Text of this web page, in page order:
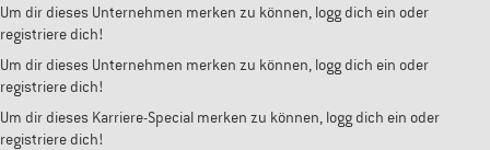
Um dir dieses Unternehmen merken zu können, logg dich ein oder
registriere dich!
Um dir dieses Unternehmen merken zu können, logg dich ein oder
registriere dich!
Um dir dieses Karriere-Special merken zu können, logg dich ein oder
registriere dich!